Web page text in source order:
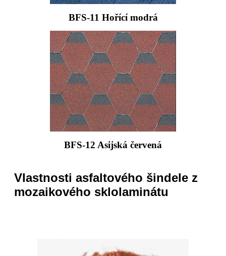
BFS-11 Hořící modrá
BFS-12 Asijská červená
Vlastnosti asfaltového šindele z
mozaikového sklolaminátu